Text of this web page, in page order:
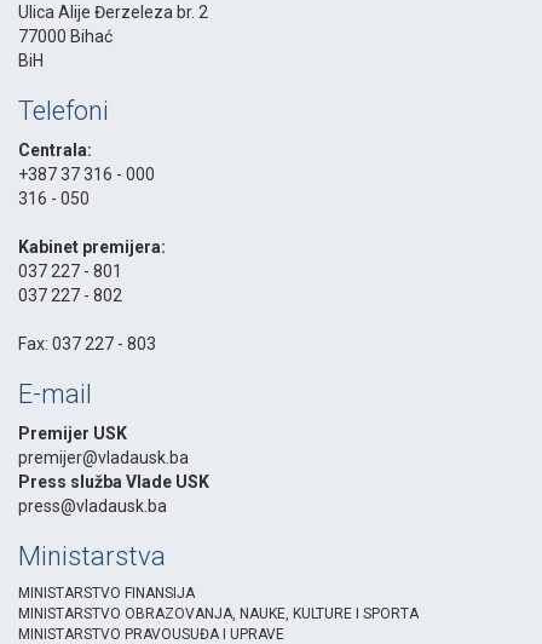
Ulica Alije Đerzeleza br. 2
77000 Bihać
BiH
Telefoni
Centrala:
+387 37 316 - 000
316 - 050
Kabinet premijera:
037 227 - 801
037 227 - 802
Fax: 037 227 - 803
E-mail
Premijer USK
premijer@vladausk.ba
Press služba Vlade USK
press@vladausk.ba
Ministarstva
MINISTARSTVO FINANSIJA
MINISTARSTVO OBRAZOVANJA, NAUKE, KULTURE I SPORTA
MINISTARSTVO PRAVOUSUĐA I UPRAVE